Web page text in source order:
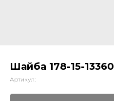
Шайба 178-15-13360
Артикул: